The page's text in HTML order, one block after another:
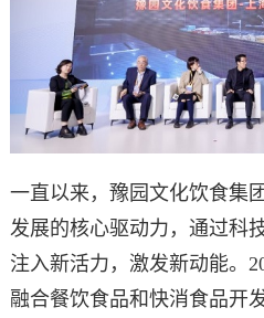
一直以来，豫园文化饮食集
发展的核心驱动力，通过科
注入新活力，激发新动能。
融合餐饮食品和快消食品开